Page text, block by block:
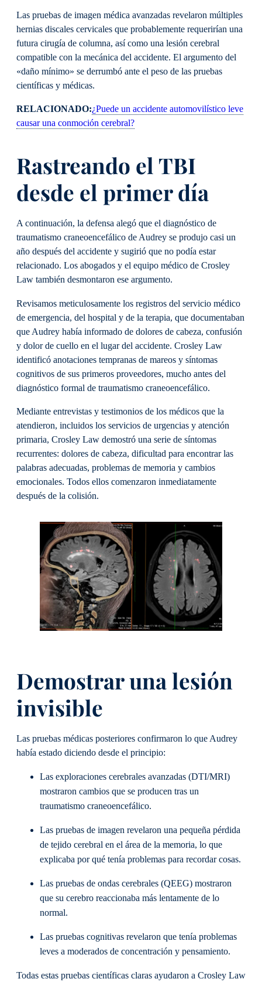
Las pruebas de imagen médica avanzadas revelaron múltiples
hernias discales cervicales que probablemente requerirían una
futura cirugía de columna, así como una lesión cerebral
compatible con la mecánica del accidente. El argumento del
«daño mínimo» se derrumbó ante el peso de las pruebas
científicas y médicas.
RELACIONADO:¿Puede un accidente automovilístico leve
causar una conmoción cerebral?
Rastreando el TBI
desde el primer día
A continuación, la defensa alegó que el diagnóstico de
traumatismo craneoencefálico de Audrey se produjo casi un
año después del accidente y sugirió que no podía estar
relacionado. Los abogados y el equipo médico de Crosley
Law también desmontaron ese argumento.
Revisamos meticulosamente los registros del servicio médico
de emergencia, del hospital y de la terapia, que documentaban
que Audrey había informado de dolores de cabeza, confusión
y dolor de cuello en el lugar del accidente. Crosley Law
identificó anotaciones tempranas de mareos y síntomas
cognitivos de sus primeros proveedores, mucho antes del
diagnóstico formal de traumatismo craneoencefálico.
Mediante entrevistas y testimonios de los médicos que la
atendieron, incluidos los servicios de urgencias y atención
primaria, Crosley Law demostró una serie de síntomas
recurrentes: dolores de cabeza, dificultad para encontrar las
palabras adecuadas, problemas de memoria y cambios
emocionales. Todos ellos comenzaron inmediatamente
después de la colisión.
Demostrar una lesión
invisible
Las pruebas médicas posteriores confirmaron lo que Audrey
había estado diciendo desde el principio:
Las exploraciones cerebrales avanzadas (DTI/MRI)
mostraron cambios que se producen tras un
traumatismo craneoencefálico.
Las pruebas de imagen revelaron una pequeña pérdida
de tejido cerebral en el área de la memoria, lo que
explicaba por qué tenía problemas para recordar cosas.
Las pruebas de ondas cerebrales (QEEG) mostraron
que su cerebro reaccionaba más lentamente de lo
normal.
Las pruebas cognitivas revelaron que tenía problemas
leves a moderados de concentración y pensamiento.
Todas estas pruebas científicas claras ayudaron a Crosley Law